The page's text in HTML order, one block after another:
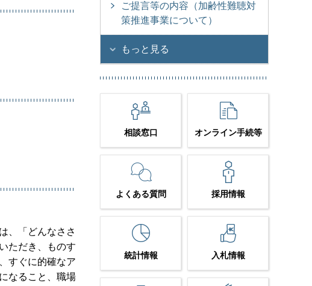
、「どんなささ
ただき、ものす
すぐに的確なア
なること、職場
ご提言等の内容（加齢性難聴対
策推進事業について）
もっと見る
相談窓口 オンライン手続等
よくある質問 採用情報
統計情報 入札情報